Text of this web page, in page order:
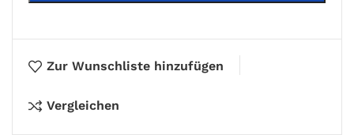
Zur Wunschliste hinzufügen
Vergleichen